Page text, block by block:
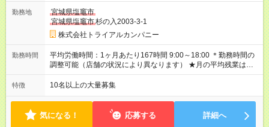
ラスしてもらえる手当・インセンティブ ◎残業手当 ◎住宅手当
◎通勤手当 ◎家族手当 ◎資格手当 ◎職位手当 ◎単身手当 ◎残業
手当（全額支給） ◎深夜手当 ※一部、店舗により異なります ※
固定残業・みなし残業なし！残業分は1分単位で支給！ （実績：
月平均残業時間13.25h以下） 【試用期間】試用期間あり 試用期
間の長さ：2ヶ月 雇用形態、給与は本採用時と同じです。
勤務地
宮城県塩竈市
宮城県塩竈市杉の入2003-3-1
株式会社トライアルカンパニー
勤務時間
平均労働時間：1ヶ月あたり167時間 9:00～18:00 ＊勤務時間の
調整可能（店舗の状況により異なります） ★月の平均残業は
13.25ｈ以下 ⇒業務効率化等を図り、さらに減らしていきます
◎基本は定時退社 ◎固定残業・みなし残業ナシ。残業分は1分単
務時間の調整可能（店舗の状況により異なります） ★月の平均
残業は13.25ｈ以下 ⇒業務効率化等を図り、さらに減らしてい
きます ◎基本は定時退社 ◎固定残業・みなし残業ナシ。残業分
特徴 10名以上の大量募集
気になる！ 応募する 詳細へ